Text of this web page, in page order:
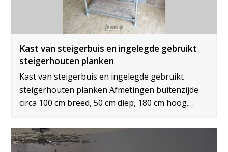
Kast van steigerbuis en ingelegde gebruikt
steigerhouten planken
Kast van steigerbuis en ingelegde gebruikt
steigerhouten planken Afmetingen buitenzijde
circa 100 cm breed, 50 cm diep, 180 cm hoog.…